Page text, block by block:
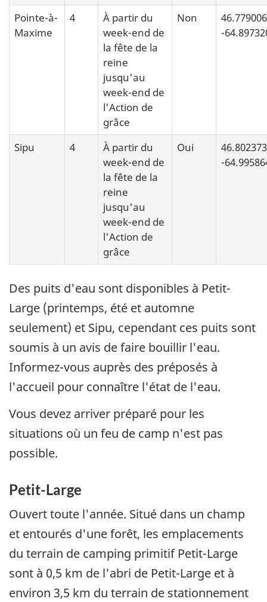
Pointe-à-
Maxime
4
À partir du
week-end de
la fête de la
reine
jusqu'au
week-end de
l'Action de
grâce
Non
-
Sipu 4
À partir du
week-end de
la fête de la
reine
jusqu'au
week-end de
l'Action de
grâce
Oui
-
Des puits d'eau sont disponibles à Petit-
Large (printemps, été et automne
seulement) et Sipu, cependant ces puits sont
soumis à un avis de faire bouillir l'eau.
Informez-vous auprès des préposés à
l'accueil pour connaître l'état de l'eau.
Vous devez arriver préparé pour les
situations où un feu de camp n'est pas
possible.
Petit-Large
Ouvert toute l'année. Situé dans un champ
et entourés d'une forêt, les emplacements
du terrain de camping primitif Petit-Large
sont à 0,5 km de l'abri de Petit-Large et à
environ 3,5 km du terrain de stationnement